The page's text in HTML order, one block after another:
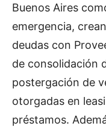
Buenos Aires
emergencia,
deudas con
de consolidación
postergación de
otorgadas en
préstamos.